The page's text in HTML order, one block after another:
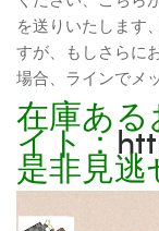
を送りいたします
すが、もしさらに
場合、ラインでメ
在庫あ
イト：
是非見